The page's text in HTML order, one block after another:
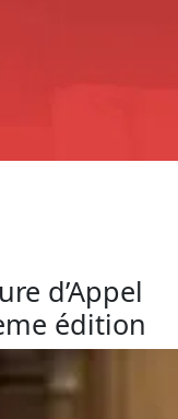
d’Appel
édition